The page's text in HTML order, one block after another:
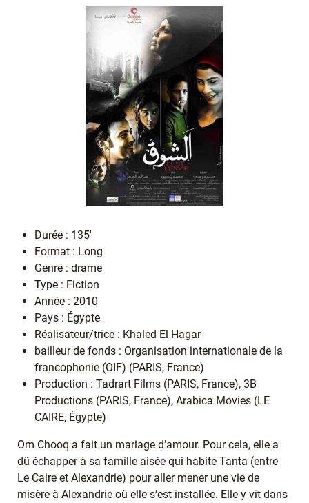
Durée : 135'
Format : Long
Genre : drame
Type : Fiction
Année : 2010
Pays : Égypte
Réalisateur/trice : Khaled El Hagar
bailleur de fonds : Organisation internationale de la
francophonie (OIF) (PARIS, France)
Production : Tadrart Films (PARIS, France), 3B
Productions (PARIS, France), Arabica Movies (LE
CAIRE, Égypte)
Om Chooq a fait un mariage d’amour. Pour cela, elle a
dû échapper à sa famille aisée qui habite Tanta (entre
Le Caire et Alexandrie) pour aller mener une vie de
misère à Alexandrie où elle s’est installée. Elle y vit dans